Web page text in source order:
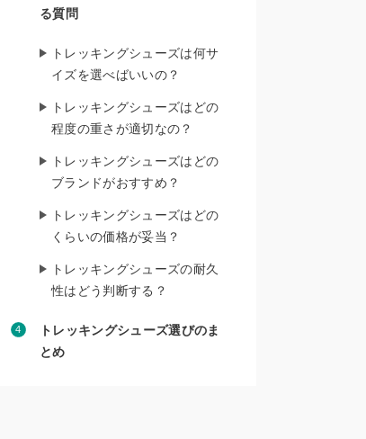
る質問
トレッキングシューズは何サ
イズを選べばいいの？
トレッキングシューズはどの
程度の重さが適切なの？
トレッキングシューズはどの
ブランドがおすすめ？
トレッキングシューズはどの
くらいの価格が妥当？
トレッキングシューズの耐久
性はどう判断する？
トレッキングシューズ選びのま
とめ